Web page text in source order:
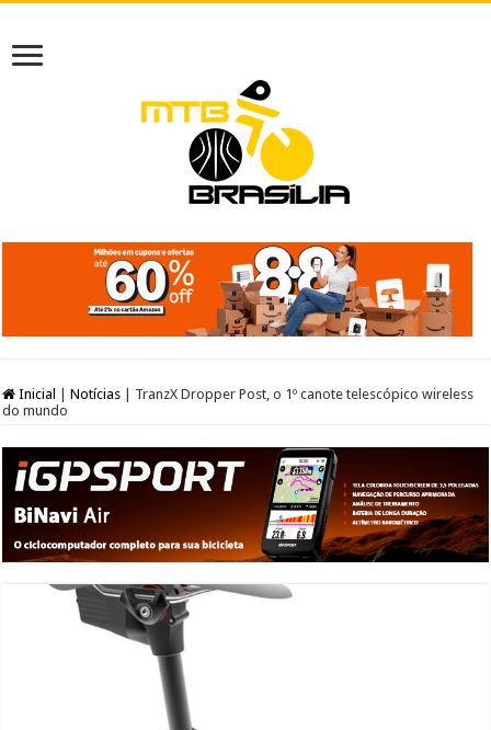
Inicial Notícias
TranzX Dropper Post, o 1º canote telescópico wireless
do mundo